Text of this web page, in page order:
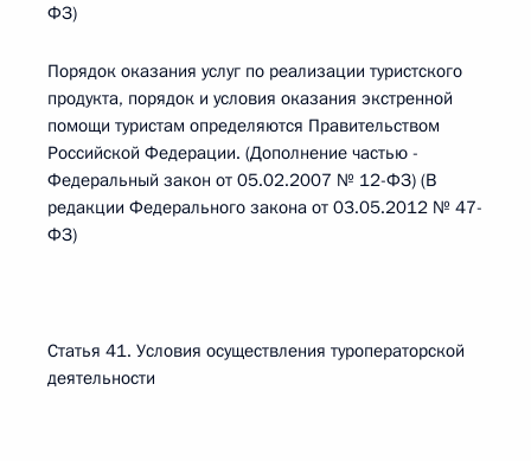
ФЗ)
Порядок оказания услуг по реализации туристского
продукта, порядок и условия оказания экстренной
помощи туристам определяются Правительством
Российской Федерации. (Дополнение частью -
Федеральный закон от 05.02.2007 № 12-ФЗ) (В
редакции Федерального закона от 03.05.2012 № 47-
ФЗ)
Статья 41. Условия осуществления туроператорской
деятельности